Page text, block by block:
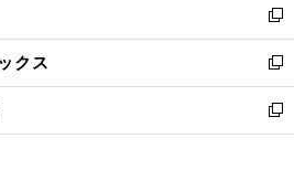
く
で
開
く
ド
ウ
で
開
く
ィ
ン
ド
ウ
で
開
い
ウ
ィ
ン
ド
ウ
新
し
い
ウ
ィ
ン
クス
新
し
い
ウ
新
し